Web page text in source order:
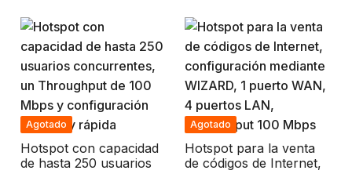
millones de unidades…
potentes herramientas.
Puedes elegir cómo tu
deseas proporcionar el
acceso a…
Agotado
Hotspot con capacidad
de hasta 250 usuarios
Agotado
Hotspot para la venta
de códigos de Internet,